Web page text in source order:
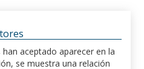
aceptado aparecer en la
se muestra una relación